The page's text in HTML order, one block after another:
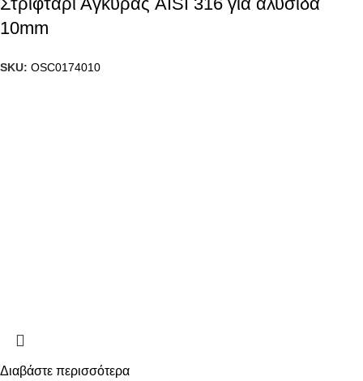
10mm
SKU: OSC0174010
Διαβάστε περισσότερα